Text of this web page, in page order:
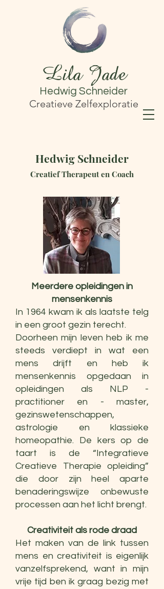
Lila Jade
Hedwig Schneider
Creatieve Zelfexploratie
Hedwig Schneider
Creatief Therapeut en Coach
Meerdere opleidingen in
mensenkennis
In 1964 kwam ik als laatste telg
in een groot gezin terecht.
Doorheen mijn leven heb ik me
steeds verdiept in wat een
mens drijft en heb ik
mensenkennis opgedaan in
opleidingen als NLP -
practitioner en - master,
gezinswetenschappen,
astrologie en klassieke
homeopathie. De kers op de
taart is de “Integratieve
Creatieve Therapie opleiding”
die door zijn heel aparte
benaderingswijze onbewuste
processen aan het licht brengt.
Creativiteit als rode draad
Het maken van de link tussen
mens en creativiteit is eigenlijk
vanzelfsprekend, want in mijn
vrije tijd ben ik graag bezig met